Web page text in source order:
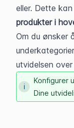
eller. Dette
produkter i
Om du ønsker
utvidelsen
Konfigurer
Dine